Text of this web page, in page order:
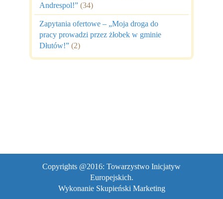
Andrespol!” (34)
Zapytania ofertowe – „Moja droga do
pracy prowadzi przez żłobek w gminie
Dłutów!” (2)
Copyrights @2016: Towarzystwo Inicjatyw
Europejskich.
Wykonanie Skupieński Marketing